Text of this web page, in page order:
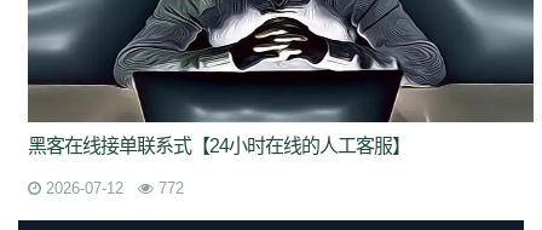
黑客在线接单联系式【24小时在线的人工客服】
2026-07-12 772